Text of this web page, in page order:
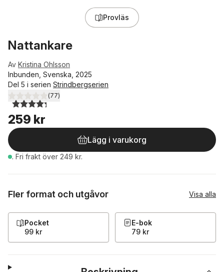
Provläs
Nattankare
Av Kristina Ohlsson
Inbunden, Svenska, 2025
Del 5 i serien Strindbergserien
4,3utav 5 stjärnor. Totalt antal röster:
(77)
259 kr
Lägg i varukorg
. Fri frakt över 249 kr.
Fler format och utgåvor Visa alla
Pocket
99 kr
E-bok
79 kr